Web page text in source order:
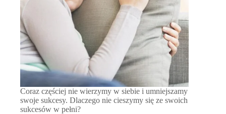
Coraz częściej nie wierzymy w siebie i umniejszamy
swoje sukcesy. Dlaczego nie cieszymy się ze swoich
sukcesów w pełni?